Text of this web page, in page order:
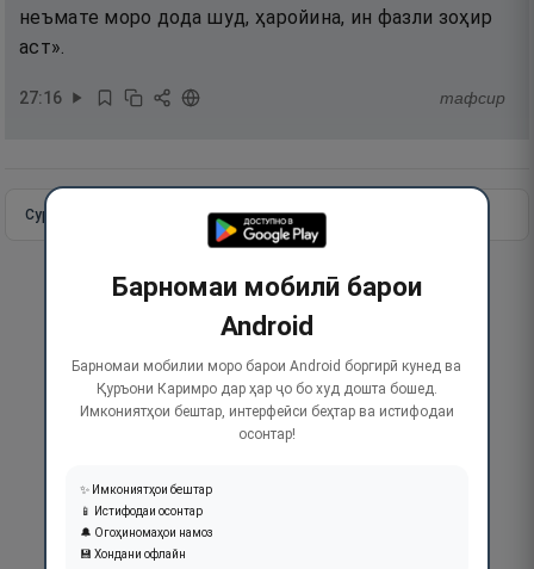
неъмате моро дода шуд, ҳаройина, ин фазли зоҳир
аст».
27:16 тафсир
Сураи пурра Идома додан
Барномаи мобилӣ барои
Android
Барномаи мобилии моро барои Android боргирӣ кунед ва
Қуръони Каримро дар ҳар ҷо бо худ дошта бошед.
Имкониятҳои бештар, интерфейси беҳтар ва истифодаи
осонтар!
✨ Имкониятҳои бештар
📱 Истифодаи осонтар
🔔 Огоҳиномаҳои намоз
💾 Хондани офлайн